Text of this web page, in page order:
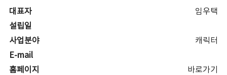
대표자
임우택
설립일
사업분야
캐릭터
E-mail
홈페이지
바로가기